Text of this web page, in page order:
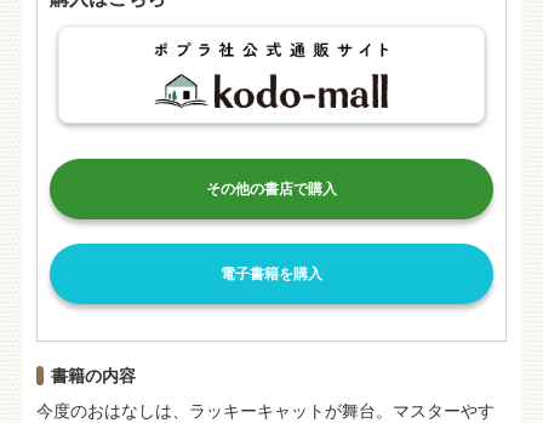
その他の書店で購入
電子書籍を購入
書籍の内容
今度のおはなしは、ラッキーキャットが舞台。マスターやす